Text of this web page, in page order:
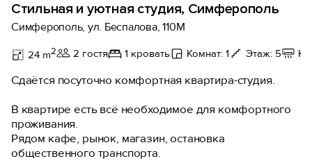
Стильная и уютная студия, Симферополь
Симферополь, ул. Беспалова, 110М
24 m2 2 гостя 1 кровать Комнат: 1 Этаж: 5
Сдаётся посуточно комфортная квартира-студия.
В квартире есть всё необходимое для комфортного
проживания.
Рядом кафе, рынок, магазин, остановка
общественного транспорта.